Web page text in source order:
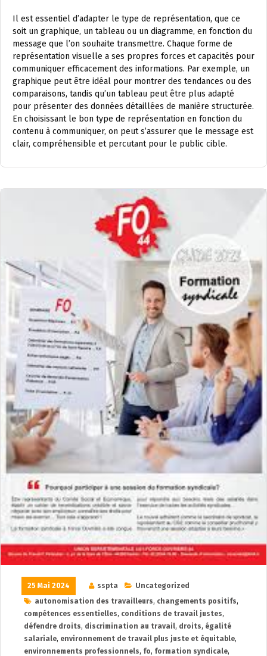
Il est essentiel d’adapter le type de représentation, que ce
soit un graphique, un tableau ou un diagramme, en fonction du
message que l’on souhaite transmettre. Chaque forme de
représentation visuelle a ses propres forces et capacités pour
communiquer efficacement des informations. Par exemple, un
graphique peut être idéal pour montrer des tendances ou des
comparaisons, tandis qu’un tableau peut être plus adapté
pour présenter des données détaillées de manière structurée.
En choisissant le bon type de représentation en fonction du
contenu à communiquer, on peut s’assurer que le message est
clair, compréhensible et percutant pour le public cible.
25 Mai 2024 sspta
Uncategorized
autonomisation des travailleurs, changements positifs,
compétences essentielles, conditions de travail justes,
défendre droits, discrimination au travail, droits, égalité
salariale, environnement de travail plus juste et équitable,
environnements professionnels, fo, formation syndicale,